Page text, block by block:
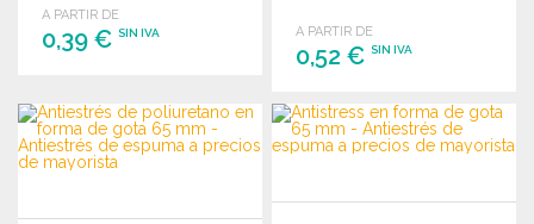
A PARTIR DE
0,39 € SIN IVA
Solicitar un presupuesto
A PARTIR DE
0,52 €SIN IVA
PEDIR
Solicitar un presupuesto